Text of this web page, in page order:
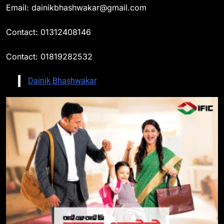
Email: dainikbhashwakar@gmail.com
Contact: 01312408146
Contact: 01819282532
Dainik Bhashwakar